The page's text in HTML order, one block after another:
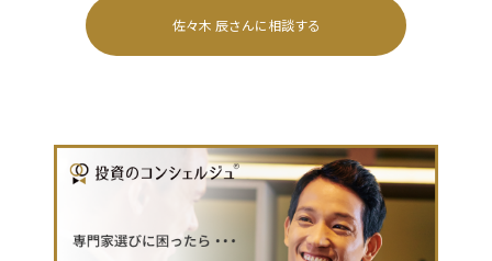
佐々木 辰さんに相談する